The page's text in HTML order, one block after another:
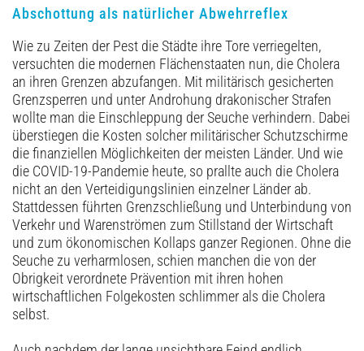
Abschottung als natürlicher Abwehrreflex
Wie zu Zeiten der Pest die Städte ihre Tore verriegelten,
versuchten die modernen Flächenstaaten nun, die Cholera
an ihren Grenzen abzufangen. Mit militärisch gesicherten
Grenzsperren und unter Androhung drakonischer Strafen
wollte man die Einschleppung der Seuche verhindern. Dabei
überstiegen die Kosten solcher militärischer Schutzschirme
die finanziellen Möglichkeiten der meisten Länder. Und wie
die COVID-19-Pandemie heute, so prallte auch die Cholera
nicht an den Verteidigungslinien einzelner Länder ab.
Stattdessen führten Grenzschließung und Unterbindung von
Verkehr und Warenströmen zum Stillstand der Wirtschaft
und zum ökonomischen Kollaps ganzer Regionen. Ohne die
Seuche zu verharmlosen, schien manchen die von der
Obrigkeit verordnete Prävention mit ihren hohen
wirtschaftlichen Folgekosten schlimmer als die Cholera
selbst.